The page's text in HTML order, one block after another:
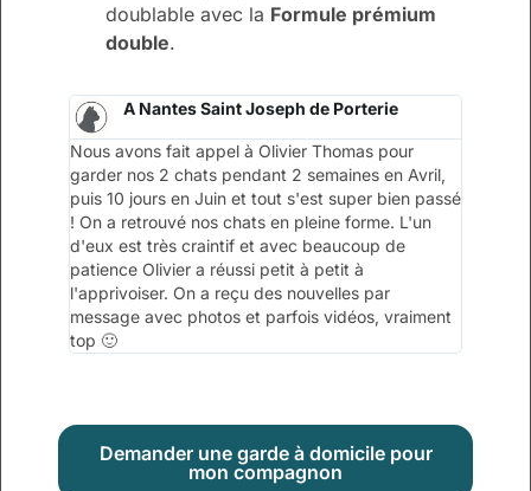
doublable avec la Formule prémium
double.
A Nantes Saint Joseph de Porterie
Nous avons fait appel à Olivier Thomas pour
garder nos 2 chats pendant 2 semaines en Avril,
puis 10 jours en Juin et tout s'est super bien passé
! On a retrouvé nos chats en pleine forme. L'un
d'eux est très craintif et avec beaucoup de
patience Olivier a réussi petit à petit à
l'apprivoiser. On a reçu des nouvelles par
message avec photos et parfois vidéos, vraiment
top 🙂
Demander une garde à domicile pour
mon compagnon